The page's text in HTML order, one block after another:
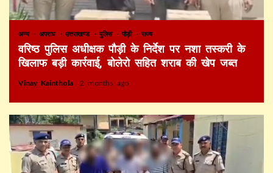
अन्य अपराध उत्तराखण्ड पुलिस पौड़ी राज्य
वरिष्ठ पुलिस अधीक्षक पौड़ी के निर्देश पर नशा तस्करी के
खिलाफ बड़ी कार्रवाई, बोलेरो सहित शराब की खेप जब्त
Vinay Kainthola 2 months ago